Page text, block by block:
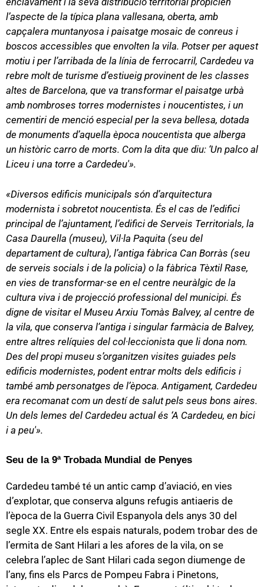
l’aspecte de la típica plana vallesana, oberta, amb
capçalera muntanyosa i paisatge mosaic de conreus i
boscos accessibles que envolten la vila. Potser per aquest
motiu i per l’arribada de la línia de ferrocarril, Cardedeu va
rebre molt de turisme d’estiueig provinent de les classes
altes de Barcelona, que va transformar el paisatge urbà
amb nombroses torres modernistes i noucentistes, i un
cementiri de menció especial per la seva bellesa, dotada
de monuments d’aquella època noucentista que alberga
un històric carro de morts. Com la dita que diu: ‘Un palco al
Liceu i una torre a Cardedeu'».
«Diversos edificis municipals són d’arquitectura
modernista i sobretot noucentista. És el cas de l’edifici
principal de l’ajuntament, l’edifici de Serveis Territorials, la
Casa Daurella (museu), Vil·la Paquita (seu del
departament de cultura), l’antiga fàbrica Can Borràs (seu
de serveis socials i de la policia) o la fàbrica Tèxtil Rase,
en vies de transformar-se en el centre neuràlgic de la
cultura viva i de projecció professional del municipi. És
digne de visitar el Museu Arxiu Tomàs Balvey, al centre de
la vila, que conserva l’antiga i singular farmàcia de Balvey,
entre altres relíquies del col·leccionista que li dona nom.
Des del propi museu s’organitzen visites guiades pels
edificis modernistes, podent entrar molts dels edificis i
també amb personatges de l’època. Antigament, Cardedeu
era recomanat com un destí de salut pels seus bons aires.
Un dels lemes del Cardedeu actual és ‘A Cardedeu, en bici
i a peu'».
Seu de la 9ª Trobada Mundial de Penyes
Cardedeu també té un antic camp d’aviació, en vies
d’explotar, que conserva alguns refugis antiaeris de
l’època de la Guerra Civil Espanyola dels anys 30 del
segle XX. Entre els espais naturals, podem trobar des de
l’ermita de Sant Hilari a les afores de la vila, on se
celebra l’aplec de Sant Hilari cada segon diumenge de
l’any, fins els Parcs de Pompeu Fabra i Pinetons,